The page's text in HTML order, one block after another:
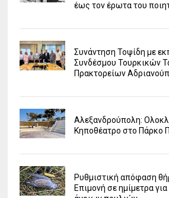
έως τον έρωτα του
Συνάντηση Τοψίδη με
Συνδέσμου Τουρκικών
Πρακτορείων
Αλεξανδρούπολη:
Κηποθέατρο στο Πάρκο
Ρυθμιστική απόφαση
Επιμονή σε ημίμετρα